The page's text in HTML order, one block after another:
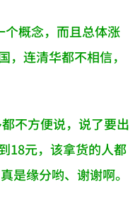
个概念，而且总体涨
，连清华都不相信，
不方便说，说了要出
18元，该拿货的人都
是缘分哟、谢谢啊。